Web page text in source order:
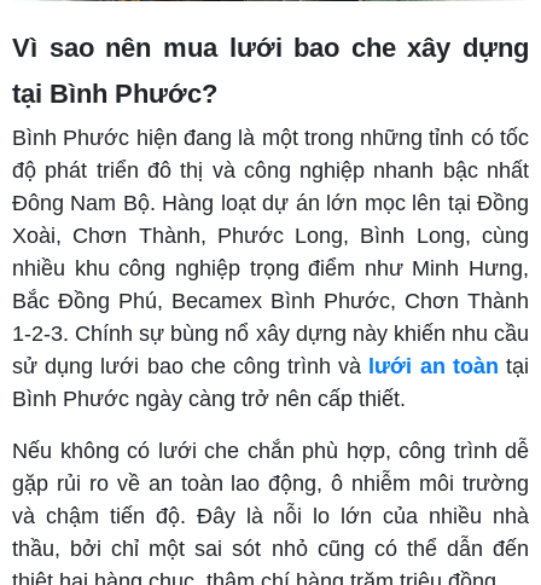
Vì sao nên mua lưới bao che xây dựng
tại Bình Phước?
Bình Phước hiện đang là một trong những tỉnh có tốc
độ phát triển đô thị và công nghiệp nhanh bậc nhất
Đông Nam Bộ. Hàng loạt dự án lớn mọc lên tại Đồng
Xoài, Chơn Thành, Phước Long, Bình Long, cùng
nhiều khu công nghiệp trọng điểm như Minh Hưng,
Bắc Đồng Phú, Becamex Bình Phước, Chơn Thành
1-2-3. Chính sự bùng nổ xây dựng này khiến nhu cầu
sử dụng lưới bao che công trình và lưới an toàn tại
Bình Phước ngày càng trở nên cấp thiết.
Nếu không có lưới che chắn phù hợp, công trình dễ
gặp rủi ro về an toàn lao động, ô nhiễm môi trường
và chậm tiến độ. Đây là nỗi lo lớn của nhiều nhà
thầu, bởi chỉ một sai sót nhỏ cũng có thể dẫn đến